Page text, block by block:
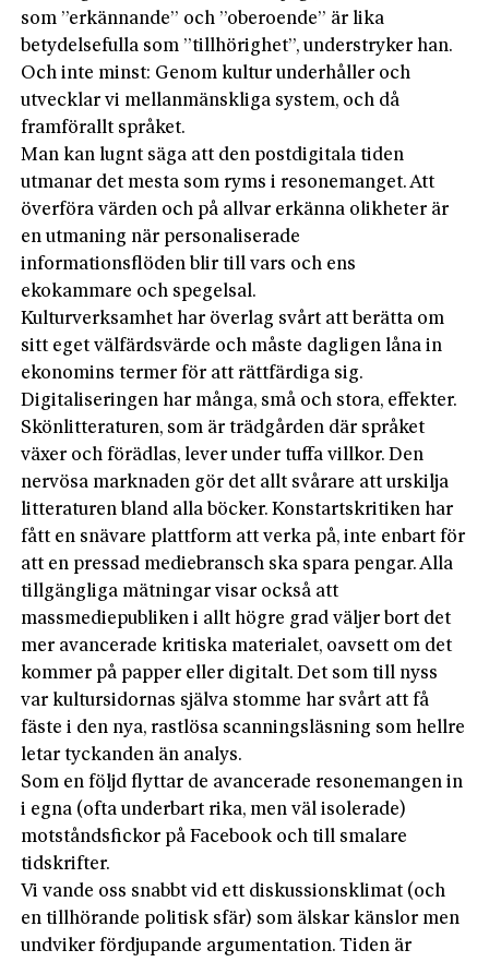
som ”erkännande” och ”oberoende” är lika
betydelsefulla som ”tillhörighet”, understryker han.
Och inte minst: Genom kultur underhåller och
utvecklar vi mellanmänskliga system, och då
framförallt språket.
Man kan lugnt säga att den postdigitala tiden
utmanar det mesta som ryms i resonemanget. Att
överföra värden och på allvar erkänna olikheter är
en utmaning när personaliserade
informationsflöden blir till vars och ens
ekokammare och spegelsal.
Kulturverksamhet har överlag svårt att berätta om
sitt eget välfärdsvärde och måste dagligen låna in
ekonomins termer för att rättfärdiga sig.
Digitaliseringen har många, små och stora, effekter.
Skönlitteraturen, som är trädgården där språket
växer och förädlas, lever under tuffa villkor. Den
nervösa marknaden gör det allt svårare att urskilja
litteraturen bland alla böcker. Konstartskritiken har
fått en snävare plattform att verka på, inte enbart för
att en pressad mediebransch ska spara pengar. Alla
tillgängliga mätningar visar också att
massmediepubliken i allt högre grad väljer bort det
mer avancerade kritiska materialet, oavsett om det
kommer på papper eller digitalt. Det som till nyss
var kultursidornas själva stomme har svårt att få
fäste i den nya, rastlösa scanningsläsning som hellre
letar tyckanden än analys.
Som en följd flyttar de avancerade resonemangen in
i egna (ofta underbart rika, men väl isolerade)
motståndsfickor på Facebook och till smalare
tidskrifter.
Vi vande oss snabbt vid ett diskussionsklimat (och
en tillhörande politisk sfär) som älskar känslor men
undviker fördjupande argumentation. Tiden är